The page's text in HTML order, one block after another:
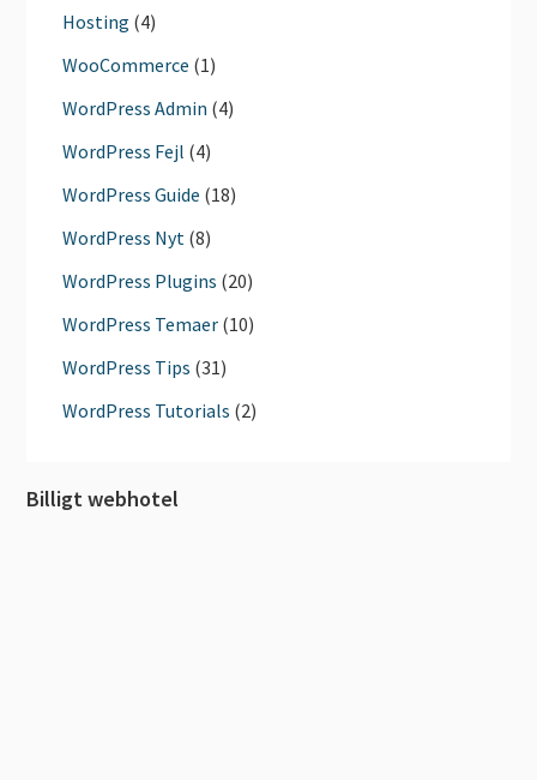
Hosting (4)
WooCommerce (1)
WordPress Admin (4)
WordPress Fejl (4)
WordPress Guide (18)
WordPress Nyt (8)
WordPress Plugins (20)
WordPress Temaer (10)
WordPress Tips (31)
WordPress Tutorials (2)
Billigt webhotel